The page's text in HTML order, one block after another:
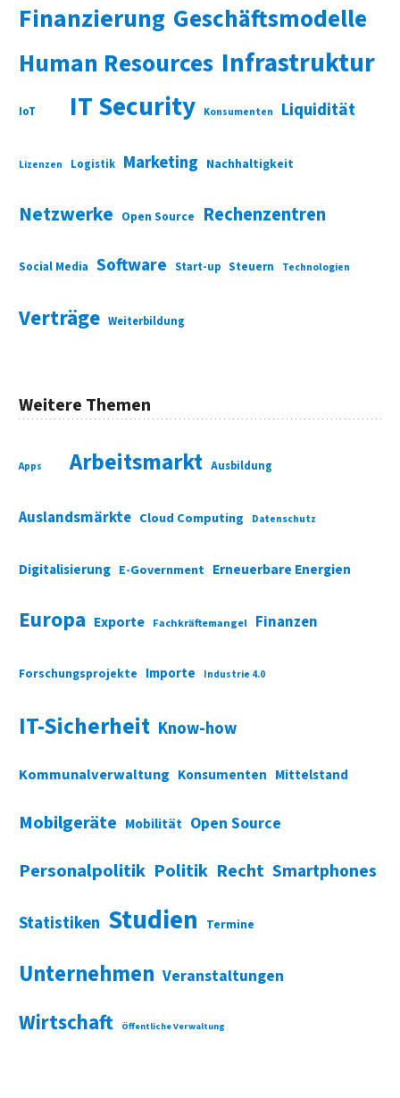
Finanzierung Geschäftsmodelle
Human Resources Infrastruktur
IoT IT Security Konsumenten Liquidität
Lizenzen Logistik Marketing Nachhaltigkeit
Netzwerke Open Source Rechenzentren
Social Media Software Start-up Steuern Technologien
Verträge Weiterbildung
Weitere Themen
Apps Arbeitsmarkt Ausbildung
Auslandsmärkte Cloud Computing Datenschutz
Digitalisierung E-Government Erneuerbare Energien
Europa Exporte Fachkräftemangel Finanzen
Forschungsprojekte Importe Industrie 4.0
IT-Sicherheit Know-how
Kommunalverwaltung Konsumenten Mittelstand
Mobilgeräte Mobilität Open Source
Personalpolitik Politik Recht Smartphones
Statistiken Studien Termine
Unternehmen Veranstaltungen
Wirtschaft Öffentliche Verwaltung